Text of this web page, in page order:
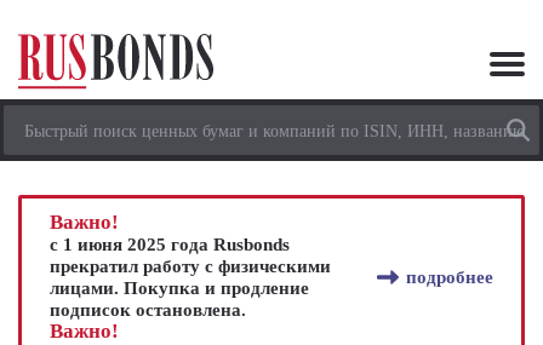
Важно!
с 1 июня 2025 года Rusbonds
прекратил работу с физическими
лицами. Покупка и продление
подписок остановлена.
подробнее
Важно!